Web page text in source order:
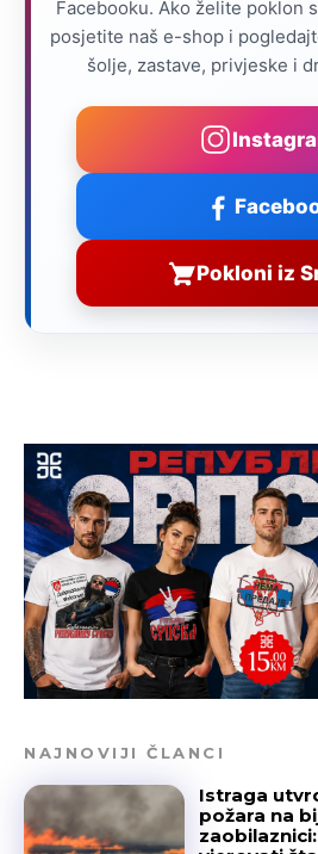
Facebooku. Ako želite poklon
posjetite naš e-shop i
šolje, zastave, privjeske i
Pokloni iz
NAJNOVIJI ČLANCI
Istraga
požara na